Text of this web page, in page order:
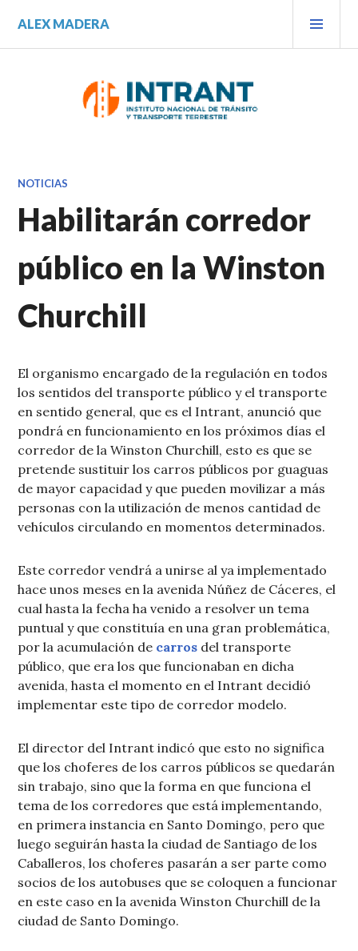
contenido.
ALEX MADERA
NOTICIAS
Habilitarán corredor
público en la Winston
Churchill
El organismo encargado de la regulación en todos
los sentidos del transporte público y el transporte
en sentido general, que es el Intrant, anunció que
pondrá en funcionamiento en los próximos días el
corredor de la Winston Churchill, esto es que se
pretende sustituir los carros públicos por guaguas
de mayor capacidad y que pueden movilizar a más
personas con la utilización de menos cantidad de
vehículos circulando en momentos determinados.
Este corredor vendrá a unirse al ya implementado
hace unos meses en la avenida Núñez de Cáceres, el
cual hasta la fecha ha venido a resolver un tema
puntual y que constituía en una gran problemática,
por la acumulación de carros del transporte
público, que era los que funcionaban en dicha
avenida, hasta el momento en el Intrant decidió
implementar este tipo de corredor modelo.
El director del Intrant indicó que esto no significa
que los choferes de los carros públicos se quedarán
sin trabajo, sino que la forma en que funciona el
tema de los corredores que está implementando,
en primera instancia en Santo Domingo, pero que
luego seguirán hasta la ciudad de Santiago de los
Caballeros, los choferes pasarán a ser parte como
socios de los autobuses que se coloquen a funcionar
en este caso en la avenida Winston Churchill de la
ciudad de Santo Domingo.